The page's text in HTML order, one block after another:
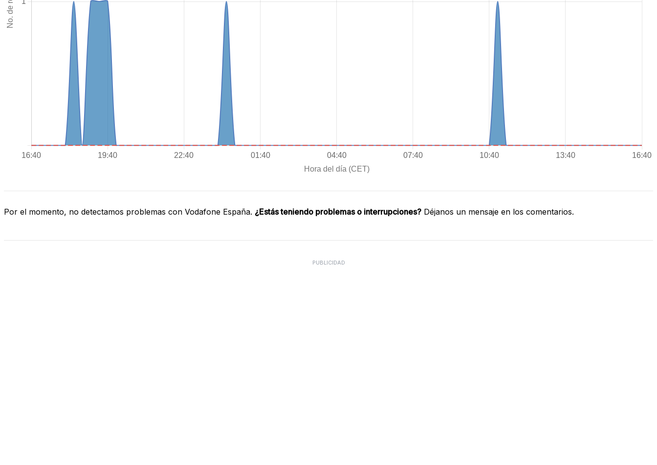
Por el momento, no detectamos problemas con Vodafone España. ¿Estás teniendo problemas o interrupciones? Déjanos un mensaje en los comentarios.
PUBLICIDAD